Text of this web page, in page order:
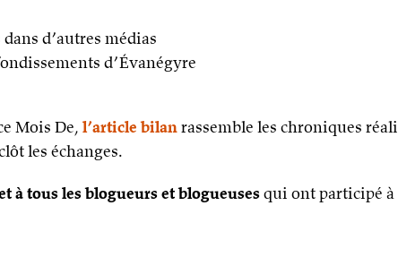
d’autres médias
d’Évanégyre
Mois De, l’article bilanrassemble les chroniques
les échanges.
à tous les blogueurs et blogueusesqui ont participé à